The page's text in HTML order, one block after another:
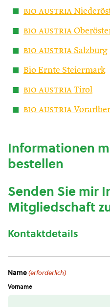
bio austria
bio austria
bio austria Salzburg
Bio Ernte Steiermark
bio austria Tirol
bio austria
Informationen
bestellen
Senden Sie mir
Mitgliedschaft
Kontaktdetails
Name(erforderlich)
Vorname